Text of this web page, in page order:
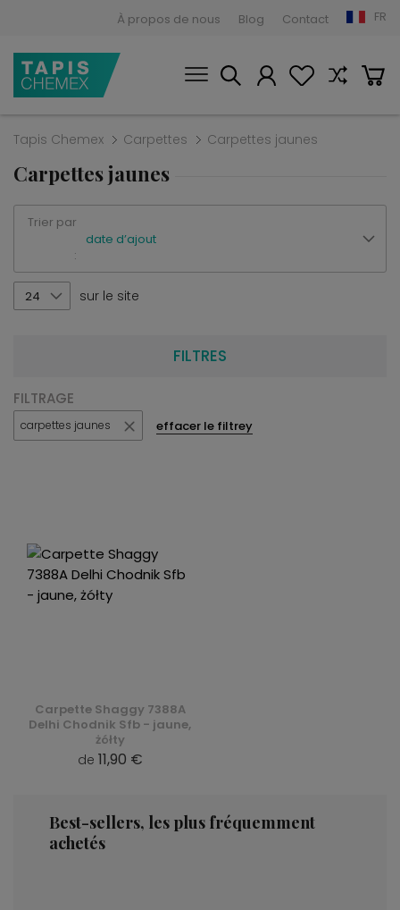
À propos de nous Blog Contact FR
Tapis Chemex Carpettes Carpettes jaunes
Carpettes jaunes
Trier par
:
date d’ajout
24 sur le site
FILTRES
FILTRAGE
carpettes jaunes effacer le filtrey
Carpette Shaggy 7388A
Delhi Chodnik Sfb - jaune,
żółty
de 11,90 €
Best-sellers, les plus fréquemment
achetés